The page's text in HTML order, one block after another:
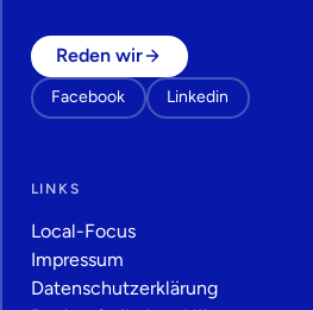
Reden wir
Facebook Linkedin
LINKS
Local-Focus
Impressum
Datenschutz­erklärung